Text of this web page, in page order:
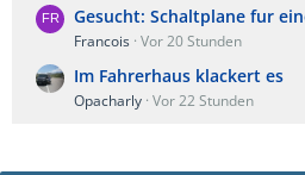
Gesucht: Schaltplane fur
Francois Vor 20 Stunden
Im Fahrerhaus klackert es
Opacharly Vor 22 Stunden